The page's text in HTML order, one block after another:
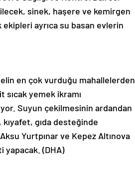
sinek, haşere ve kemirgen
ayrıca su basan evlerin
en çok vurduğu mahallelerden
sıcak yemek ikramı
Suyun çekilmesinin ardandan
gıda desteğinde
Yurtpınar ve Kepez Altınova
(DHA)